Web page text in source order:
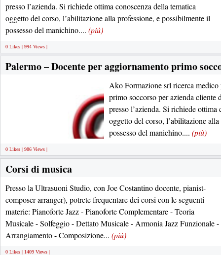
presso l’azienda. Si richiede ottima conoscenza della tematica
oggetto del corso, l’abilitazione alla professione, e possibilmente il
possesso del manichino.... (più)
0 Likes | 994 Views |
Palermo – Docente per aggiornamento primo
Ako Formazione srl ricerca
primo soccorso per azienda cliente
presso l’azienda. Si richiede ottima
oggetto del corso, l’abilitazione
possesso del manichino.... (più)
0 Likes | 986 Views |
Corsi di musica
Presso la Ultrasuoni Studio, con Joe Costantino docente, pianist-
composer-arranger), potrete frequentare dei corsi con le seguenti
materie: Pianoforte Jazz - Pianoforte Complementare - Teoria
Musicale - Solfeggio - Dettato Musicale - Armonia Jazz Funzionale -
Arrangiamento - Composizione... (più)
0 Likes | 1409 Views |